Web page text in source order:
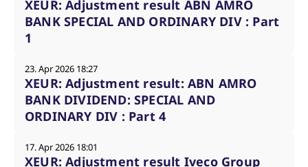
XEUR: Adjustment result ABN AMRO
BANK SPECIAL AND ORDINARY DIV : Part
1
23. Apr 2026 18:27
XEUR: Adjustment result: ABN AMRO
BANK DIVIDEND: SPECIAL AND
ORDINARY DIV : Part 4
17. Apr 2026 18:01
XEUR: Adjustment result Iveco Group